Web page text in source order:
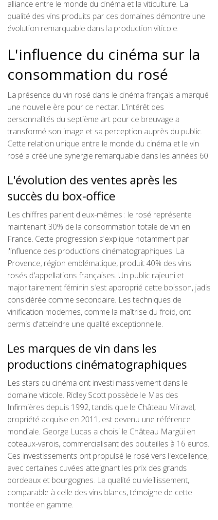
alliance entre le monde du cinéma et la viticulture. La
qualité des vins produits par ces domaines démontre une
évolution remarquable dans la production viticole.
L'influence du cinéma sur la
consommation du rosé
La présence du vin rosé dans le cinéma français a marqué
une nouvelle ère pour ce nectar. L'intérêt des
personnalités du septième art pour ce breuvage a
transformé son image et sa perception auprès du public.
Cette relation unique entre le monde du cinéma et le vin
rosé a créé une synergie remarquable dans les années 60.
L'évolution des ventes après les
succès du box-office
Les chiffres parlent d'eux-mêmes : le rosé représente
maintenant 30% de la consommation totale de vin en
France. Cette progression s'explique notamment par
l'influence des productions cinématographiques. La
Provence, région emblématique, produit 40% des vins
rosés d'appellations françaises. Un public rajeuni et
majoritairement féminin s'est approprié cette boisson, jadis
considérée comme secondaire. Les techniques de
vinification modernes, comme la maîtrise du froid, ont
permis d'atteindre une qualité exceptionnelle.
Les marques de vin dans les
productions cinématographiques
Les stars du cinéma ont investi massivement dans le
domaine viticole. Ridley Scott possède le Mas des
Infirmières depuis 1992, tandis que le Château Miraval,
propriété acquise en 2011, est devenu une référence
mondiale. George Lucas a choisi le Château Margüi en
coteaux-varois, commercialisant des bouteilles à 16 euros.
Ces investissements ont propulsé le rosé vers l'excellence,
avec certaines cuvées atteignant les prix des grands
bordeaux et bourgognes. La qualité du vieillissement,
comparable à celle des vins blancs, témoigne de cette
montée en gamme.